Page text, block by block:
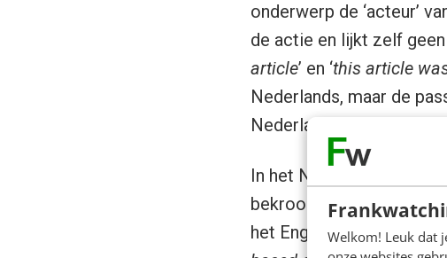
Welkom! Leuk dat
onderwerp de ‘acteur’
de actie en lijkt zelf
article’ en ‘this article
Nederlands, maar de
Nederlands.
In het Nederlands kun
bekroond voor het script
het Engels wordt dat: ‘